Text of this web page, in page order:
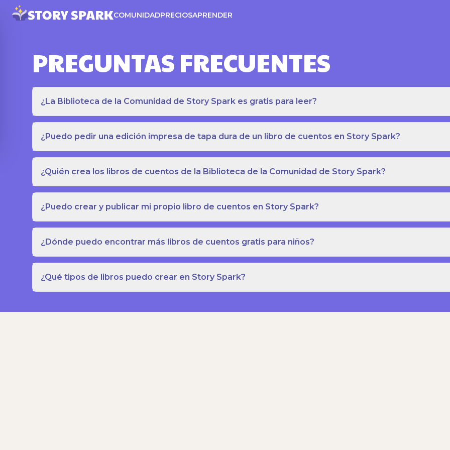
COMUNIDADPRECIOSAPRENDER
PREGUNTAS FRECUENTES
¿La Biblioteca de la Comunidad de Story Spark es gratis para leer?
¿Puedo pedir una edición impresa de tapa dura de un libro de cuentos en Story Spark?
¿Quién crea los libros de cuentos de la Biblioteca de la Comunidad de Story Spark?
¿Puedo crear y publicar mi propio libro de cuentos en Story Spark?
¿Dónde puedo encontrar más libros de cuentos gratis para niños?
¿Qué tipos de libros puedo crear en Story Spark?